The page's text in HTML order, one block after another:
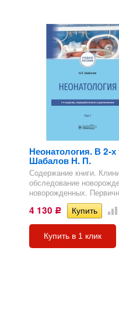
Неонатология. В 2-
Шабалов Н. П.
Содержание книги.
обследование
новорожденных.
4 130 Р
Купить в 1 клик